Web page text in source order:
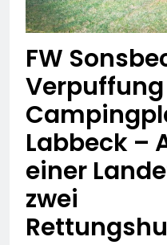
FW
Labbeck –
einer
zwei